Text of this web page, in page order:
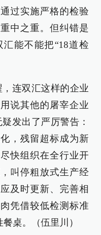
过实施严格的检验
中之重。但纠错是
能不能把“18道检
连双汇这样的企业
说其他的屠宰企业
发出了严厉警告：
，残留超标成为新
快组织在全行业开
叫停粗放式生产经
及时更新、完善相
凭借较低检测标准
桌。（伍里川）